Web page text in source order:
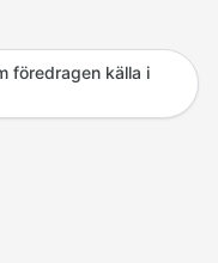
föredragen källa i